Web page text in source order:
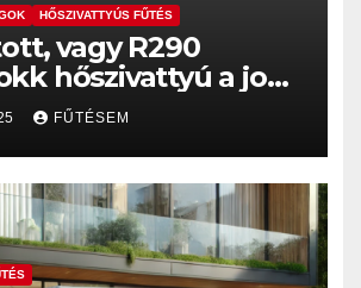
HŐSZIVATTYÚS FŰTÉS
vagy R290
hőszivattyú a jobb
FŰTÉSEM